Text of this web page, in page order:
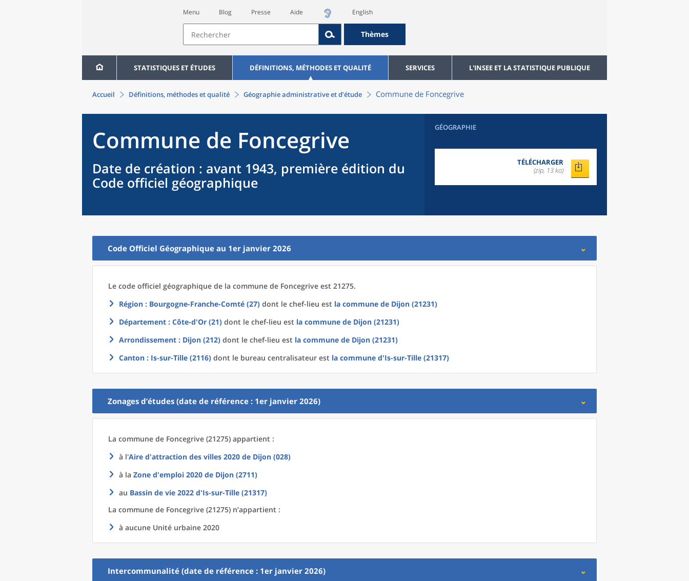
Menu Blog Presse Aide English
Thèmes
STATISTIQUES ET ÉTUDES DÉFINITIONS, MÉTHODES ET QUALITÉ SERVICES L'INSEE ET LA STATISTIQUE PUBLIQUE
Accueil Définitions, méthodes et qualité Géographie administrative et d’étude Commune de Foncegrive
Commune de Foncegrive
Date de création : avant 1943, première édition du
Code officiel géographique
GÉOGRAPHIE
TÉLÉCHARGER
(zip, 13 ko)
Code Officiel Géographique au 1er janvier 2026
Le code officiel géographique de la commune de Foncegrive est 21275.
Région : Bourgogne-Franche-Comté (27) dont le chef-lieu est la commune de Dijon (21231)
Département : Côte-d'Or (21) dont le chef-lieu est la commune de Dijon (21231)
Arrondissement : Dijon (212) dont le chef-lieu est la commune de Dijon (21231)
Canton : Is-sur-Tille (2116) dont le bureau centralisateur est la commune d'Is-sur-Tille (21317)
Zonages d’études (date de référence : 1er janvier 2026)
La commune de Foncegrive (21275) appartient :
à l'Aire d'attraction des villes 2020 de Dijon (028)
à la Zone d'emploi 2020 de Dijon (2711)
au Bassin de vie 2022 d'Is-sur-Tille (21317)
La commune de Foncegrive (21275) n’appartient :
à aucune Unité urbaine 2020
Intercommunalité (date de référence : 1er janvier 2026)